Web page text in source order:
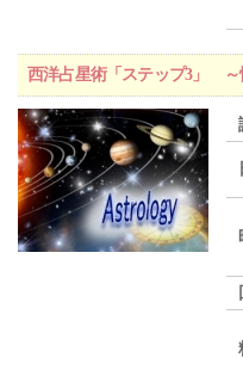
西洋占星術「ステップ3」 ～